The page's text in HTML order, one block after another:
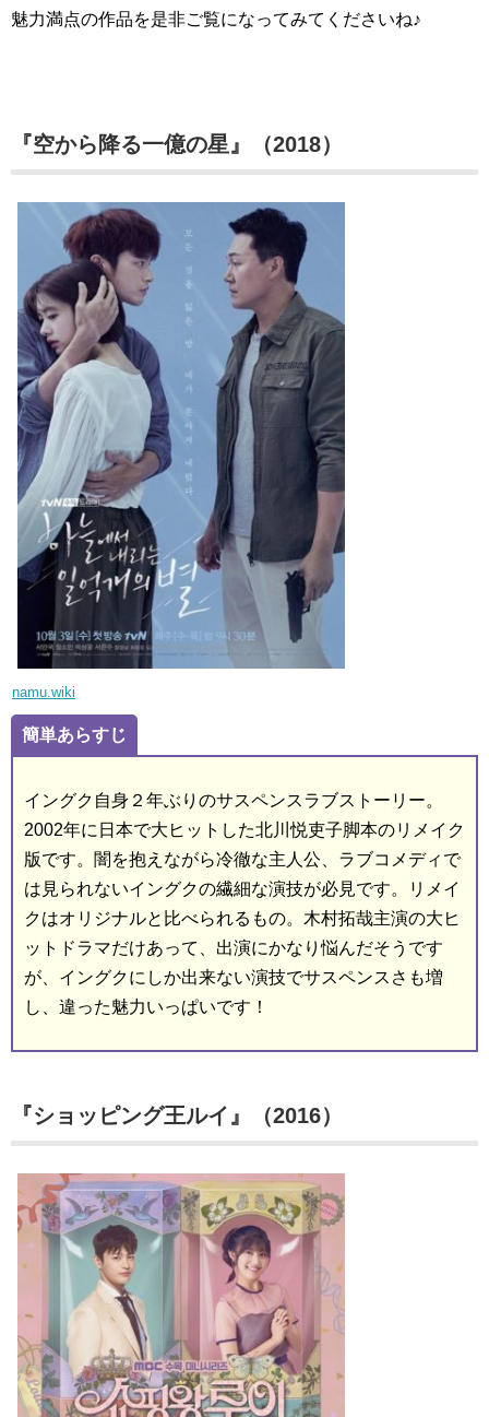
魅力満点の作品を是非ご覧になってみてくださいね♪
『空から降る一億の星』（2018）
namu.wiki
簡単あらすじ
イングク自身２年ぶりのサスペンスラブストーリー。
2002年に日本で大ヒットした北川悦吏子脚本のリメイク
版です。闇を抱えながら冷徹な主人公、ラブコメディで
は見られないイングクの繊細な演技が必見です。リメイ
クはオリジナルと比べられるもの。木村拓哉主演の大ヒ
ットドラマだけあって、出演にかなり悩んだそうです
が、イングクにしか出来ない演技でサスペンスさも増
し、違った魅力いっぱいです！
『ショッピング王ルイ』（2016）